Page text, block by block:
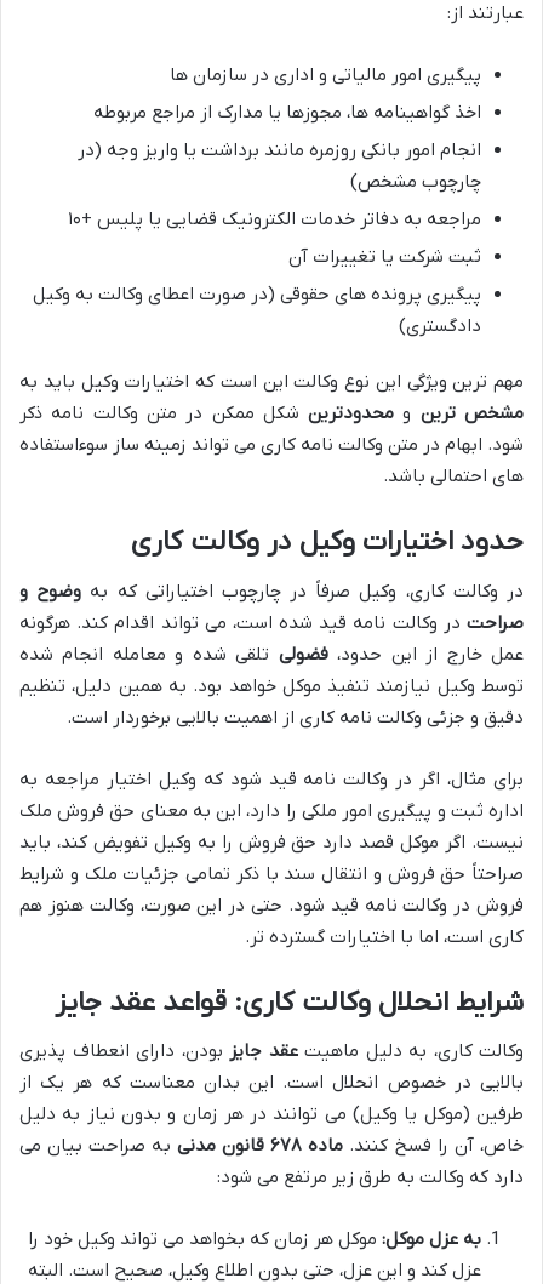
عبارتند از:
پیگیری امور مالیاتی و اداری در سازمان ها
اخذ گواهینامه ها، مجوزها یا مدارک از مراجع مربوطه
انجام امور بانکی روزمره مانند برداشت یا واریز وجه (در
چارچوب مشخص)
مراجعه به دفاتر خدمات الکترونیک قضایی یا پلیس +۱۰
ثبت شرکت یا تغییرات آن
پیگیری پرونده های حقوقی (در صورت اعطای وکالت به وکیل
دادگستری)
مهم ترین ویژگی این نوع وکالت این است که اختیارات وکیل باید به
مشخص ترین و محدودترینشکل ممکن در متن وکالت نامه ذکر
شود. ابهام در متن وکالت نامه کاری می تواند زمینه ساز سوءاستفاده
های احتمالی باشد.
حدود اختیارات وکیل در وکالت کاری
در وکالت کاری، وکیل صرفاً در چارچوب اختیاراتی که به وضوح و
صراحت در وکالت نامه قید شده است، می تواند اقدام کند. هرگونه
عمل خارج از این حدود،فضولی تلقی شده و معامله انجام شده
توسط وکیل نیازمند تنفیذ موکل خواهد بود. به همین دلیل، تنظیم
دقیق و جزئی وکالت نامه کاری از اهمیت بالایی برخوردار است.
برای مثال، اگر در وکالت نامه قید شود که وکیل اختیار مراجعه به
اداره ثبت و پیگیری امور ملکی را دارد، این به معنای حق فروش ملک
نیست. اگر موکل قصد دارد حق فروش را به وکیل تفویض کند، باید
صراحتاً حق فروش و انتقال سند با ذکر تمامی جزئیات ملک و شرایط
فروش در وکالت نامه قید شود. حتی در این صورت، وکالت هنوز هم
کاری است، اما با اختیارات گسترده تر.
شرایط انحلال وکالت کاری: قواعد عقد جایز
وکالت کاری، به دلیل ماهیتعقد جایز بودن، دارای انعطاف پذیری
بالایی در خصوص انحلال است. این بدان معناست که هر یک از
طرفین (موکل یا وکیل) می توانند در هر زمان و بدون نیاز به دلیل
خاص، آن را فسخ کنند. ماده ۶۷۸ قانون مدنی
به صراحت بیان می
دارد که وکالت به طرق زیر مرتفع می شود:
به عزل موکل: موکل هر زمان که بخواهد می تواند وکیل خود را
عزل کند و این عزل، حتی بدون اطلاع وکیل، صحیح است. البته